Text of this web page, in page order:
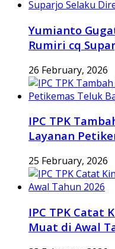
Yumianto
Rumiri cq
26 February, 2026
IPC TPK
Layanan
25 February, 2026
IPC TPK Catat
Muat di Awal